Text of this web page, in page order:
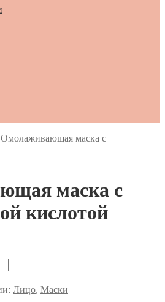
Омолаживающая маска с
маска с
кислотой
Лицо, Маски